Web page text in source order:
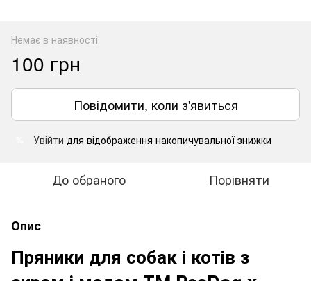
Немає в наявності
100 грн
Повідомити, коли з'явиться
Увійти для відображення накопичувальної знижки
До обраного Порівняти
Опис
Пряники для собак і котів з